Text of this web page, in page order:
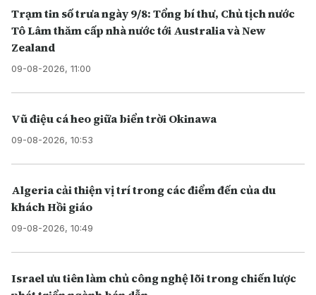
Trạm tin số trưa ngày 9/8: Tổng bí thư, Chủ tịch nước
Tô Lâm thăm cấp nhà nước tới Australia và New
Zealand
09-08-2026, 11:00
Vũ điệu cá heo giữa biển trời Okinawa
09-08-2026, 10:53
Algeria cải thiện vị trí trong các điểm đến của du
khách Hồi giáo
09-08-2026, 10:49
Israel ưu tiên làm chủ công nghệ lõi trong chiến lược